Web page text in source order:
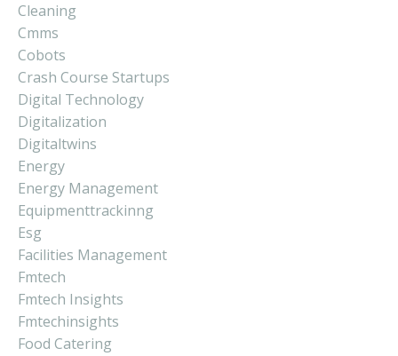
Cleaning
Cmms
Cobots
Crash Course Startups
Digital Technology
Digitalization
Digitaltwins
Energy
Energy Management
Equipmenttrackinng
Esg
Facilities Management
Fmtech
Fmtech Insights
Fmtechinsights
Food Catering